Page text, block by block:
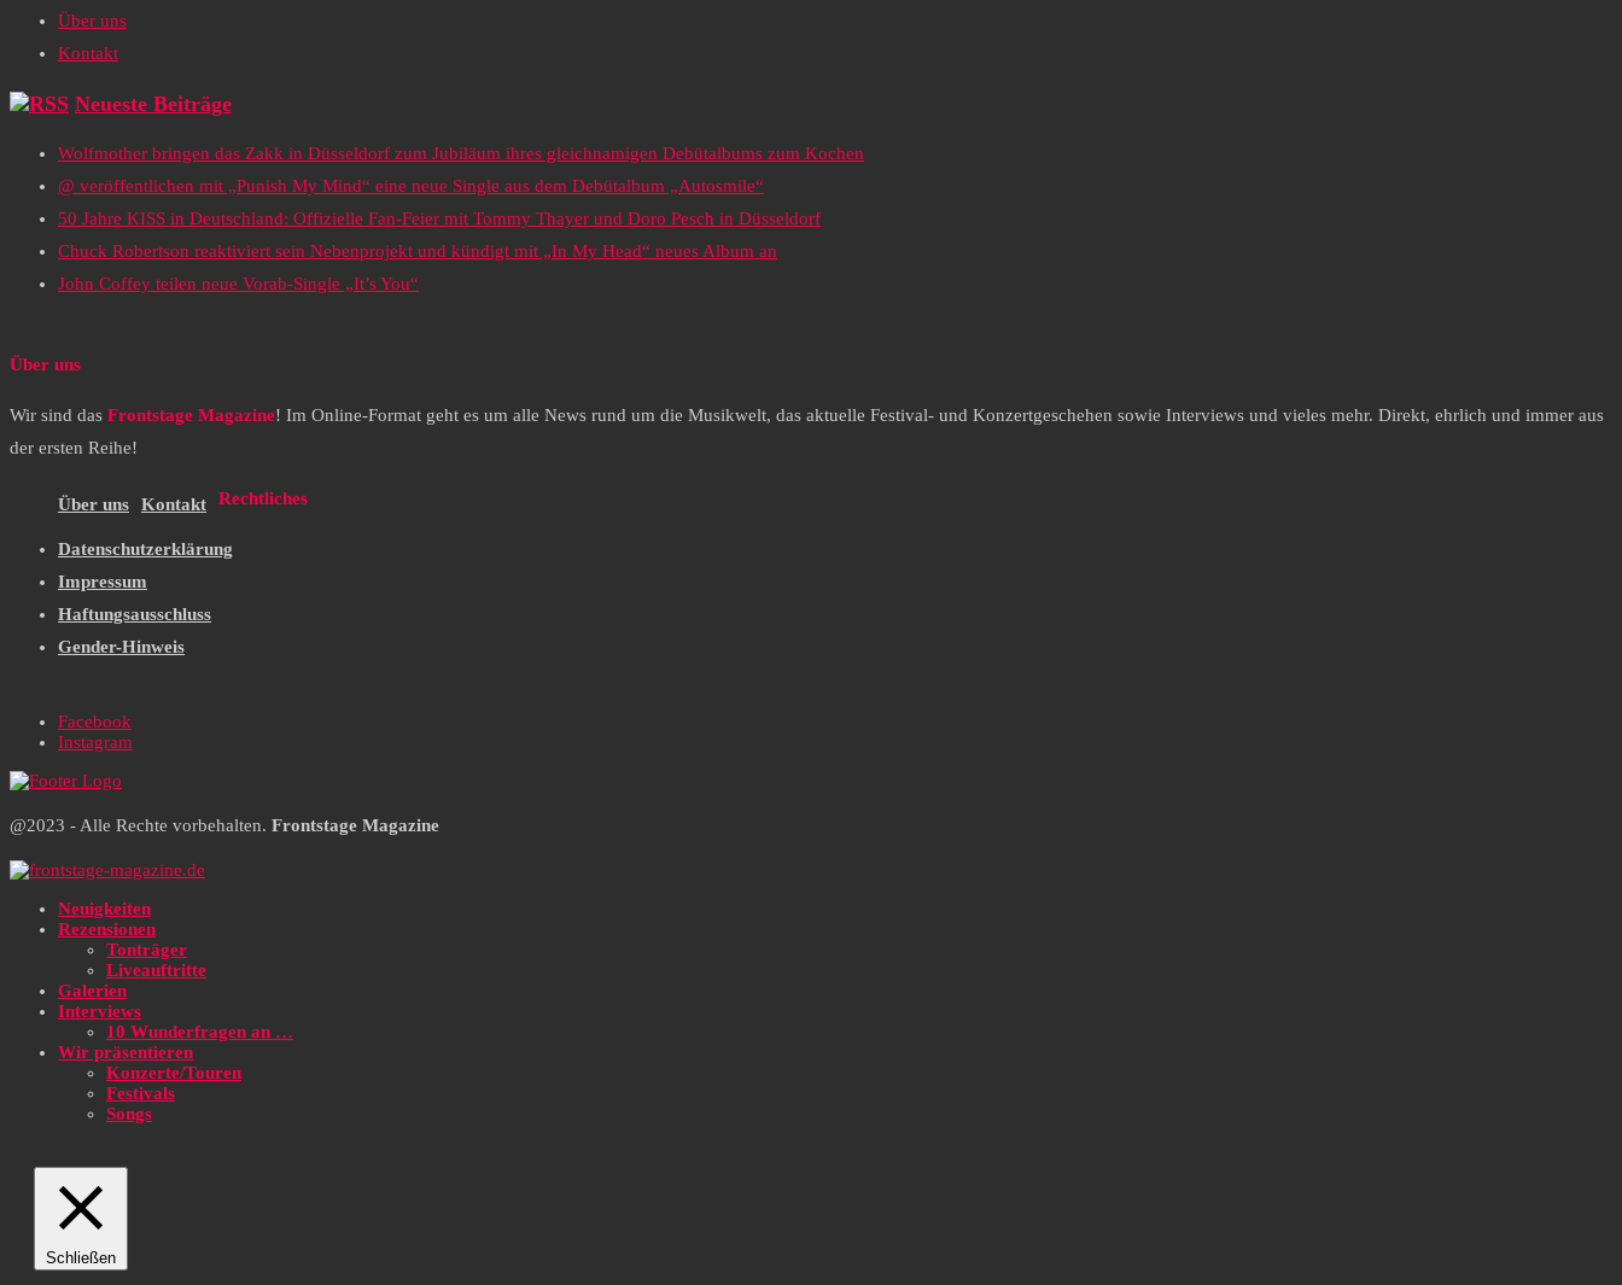
Über uns
Kontakt
Neueste Beiträge
Wolfmother bringen das Zakk in Düsseldorf zum Jubiläum ihres gleichnamigen Debütalbums zum Kochen
@ veröffentlichen mit „Punish My Mind“ eine neue Single aus dem Debütalbum „Autosmile“
50 Jahre KISS in Deutschland: Offizielle Fan-Feier mit Tommy Thayer und Doro Pesch in Düsseldorf
Chuck Robertson reaktiviert sein Nebenprojekt und kündigt mit „In My Head“ neues Album an
John Coffey teilen neue Vorab-Single „It’s You“
Über uns
Wir sind das Frontstage Magazine! Im Online-Format geht es um alle News rund um die Musikwelt, das aktuelle Festival- und Konzertgeschehen sowie Interviews und vieles mehr. Direkt, ehrlich und immer aus
der ersten Reihe!
Über uns Kontakt Rechtliches
Datenschutzerklärung
Impressum
Haftungsausschluss
Gender-Hinweis
Facebook
Instagram
@2023 - Alle Rechte vorbehalten. Frontstage Magazine
Neuigkeiten
Rezensionen
Tonträger
Liveauftritte
Galerien
Interviews
10 Wunderfragen an …
Wir präsentieren
Konzerte/Touren
Festivals
Songs
Schließen